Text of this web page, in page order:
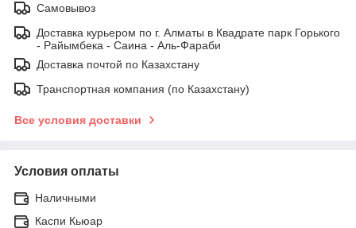
Самовывоз
Доставка курьером по г. Алматы в Квадрате парк Горького
- Райымбека - Саина - Аль-Фараби
Доставка почтой по Казахстану
Транспортная компания (по Казахстану)
Все условия доставки
Условия оплаты
Наличными
Каспи Кьюар